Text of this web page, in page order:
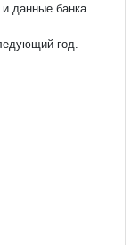
данные банка.
год.